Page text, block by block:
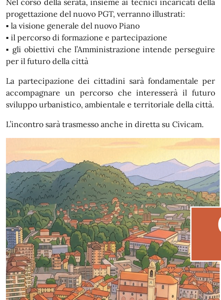
Nel corso della serata, insieme ai tecnici incaricati della
progettazione del nuovo PGT, verranno illustrati:
▪️ la visione generale del nuovo Piano
▪️ il percorso di formazione e partecipazione
▪️ gli obiettivi che l’Amministrazione intende perseguire
per il futuro della città
La partecipazione dei cittadini sarà fondamentale per
accompagnare un percorso che interesserà il futuro
sviluppo urbanistico, ambientale e territoriale della città.
L’incontro sarà trasmesso anche in diretta su Civicam.